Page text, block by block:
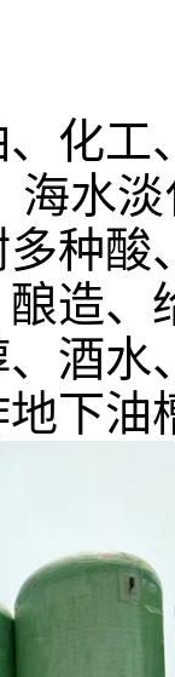
化
海水
种
造
酒水
下油